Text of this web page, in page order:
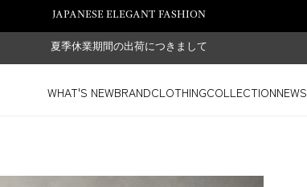
JAPANESE ELEGANT FASHION
夏季休業期間の出荷につきまして
WHAT'S NEWBRANDCLOTHINGCOLLECTIONNEWS